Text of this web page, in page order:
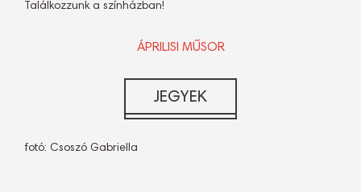
Találkozzunk a színházban!
ÁPRILISI MŰSOR
fotó: Csoszó Gabriella